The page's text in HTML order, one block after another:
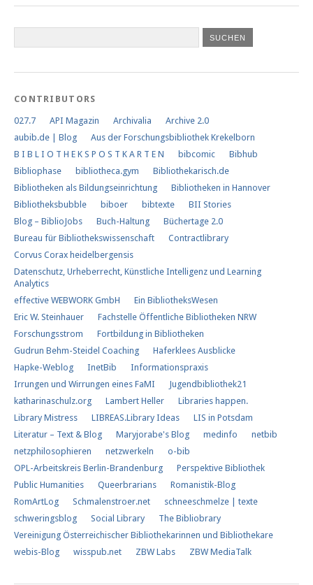
CONTRIBUTORS
027.7 API Magazin Archivalia
Archive 2.0
aubib.de | Blog
Aus der Forschungs­bibliothek Krekelborn
B I B L I O T H E K S P O S T K A R T E N
bibcomic
Bibhub
Bibliophase
bibliotheca.gym
Bibliothekarisch.de
Bibliotheken als Bildungseinrichtung
Bibliotheken in Hannover
Bibliotheksbubble
biboer bibtexte
BII Stories
Blog – BiblioJobs
Buch-Haltung
Büchertage 2.0
Bureau für Bibliothekswissenschaft
Contractlibrary
Corvus Corax heidelbergensis
Datenschutz, Urheberrecht, Künstliche Intelligenz und Learning
Analytics
effective WEBWORK GmbH
Ein BibliotheksWesen
Eric W. Steinhauer
Fachstelle Öffentliche Bibliotheken NRW
Forschungs​strom​
Fortbildung in Bibliotheken
Gudrun Behm-Steidel Coaching
Haferklees Ausblicke
Hapke-Weblog
InetBib
Informationspraxis
Irrungen und Wirrungen eines FaMI
Jugendbibliothek21
katharinaschulz.org
Lambert Heller
Libraries happen.
Library Mistress
LIBREAS.Library Ideas
LIS in Potsdam
Literatur – Text & Blog
Maryjorabe's Blog medinfo
netbib
netzphilosophieren
netzwerkeln
o-bib
OPL-Arbeitskreis Berlin-Brandenburg
Perspektive Bibliothek
Public Humanities
Queerbrarians
Romanistik-Blog
RomArtLog
Schmalenstroer.net
schneeschmelze | texte
schweringsblog
Social Library
The Bibliobrary
Vereinigung Österreichischer Bibliothekarinnen und Bibliothekare
webis-Blog
wisspub.net ZBW Labs ZBW MediaTalk